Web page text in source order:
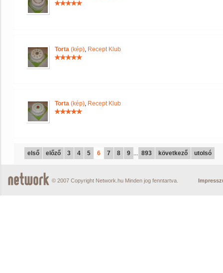
Torta (kép), Recept Klub
Torta (kép), Recept Klub
első előző 3 4 5 6 7 8 9 ... 893 következő utolsó
© 2007 Copyright Network.hu Minden jog fenntartva.